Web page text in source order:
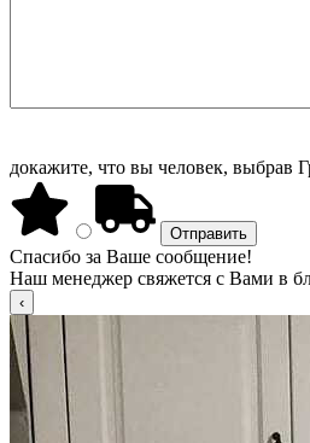
докажите, что вы человек, выбрав
Спасибо за Ваше сообщение!
Наш менеджер свяжется с Вами в